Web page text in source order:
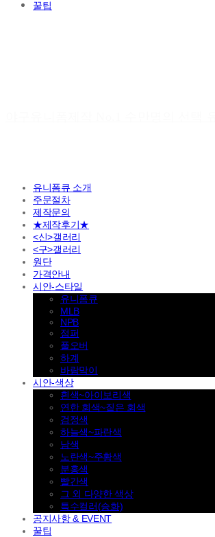
꿀팁
유니폼큐 소개
주문절차
제작문의
★제작후기★
<신>갤러리
<구>갤러리
원단
가격안내
시안-스타일
유니폼큐
MLB
NPB
점퍼
풀오버
하계
바람막이
시안-색상
흰색~아이보리색
연한 회색~짙은 회색
검정색
하늘색~파란색
남색
노란색~주황색
분홍색
빨간색
그 외 다양한 색상
특수컬러(승화)
공지사항 & EVENT
꿀팁